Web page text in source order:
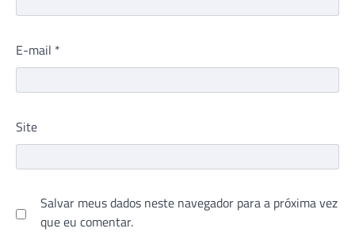
E-mail *
Site
Salvar meus dados neste navegador para a próxima vez
que eu comentar.